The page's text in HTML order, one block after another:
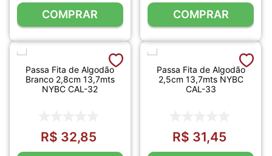
COMPRAR COMPRAR
Passa Fita de Algodão
Branco 2,8cm 13,7mts
NYBC CAL-32
R$ 32,85
Passa Fita de Algodão
2,5cm 13,7mts NYBC
CAL-33
R$ 31,45